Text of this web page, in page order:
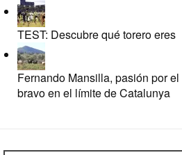
TEST: Descubre qué torero eres
Fernando Mansilla, pasión por el
bravo en el límite de Catalunya